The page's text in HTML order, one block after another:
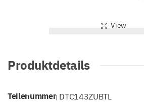
View
Produktdetails
Teilenummer| DTC143ZUBTL